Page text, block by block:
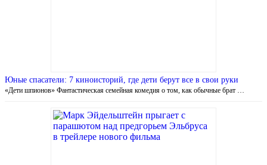
Юные спасатели: 7 киноисторий, где дети берут все в свои руки
«Дети шпионов» Фантастическая семейная комедия о том, как обычные брат …